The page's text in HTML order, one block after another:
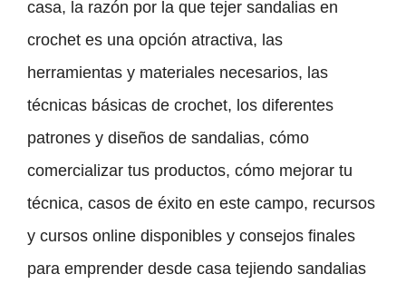
casa, la razón por la que tejer sandalias en
crochet es una opción atractiva, las
herramientas y materiales necesarios, las
técnicas básicas de crochet, los diferentes
patrones y diseños de sandalias, cómo
comercializar tus productos, cómo mejorar tu
técnica, casos de éxito en este campo, recursos
y cursos online disponibles y consejos finales
para emprender desde casa tejiendo sandalias